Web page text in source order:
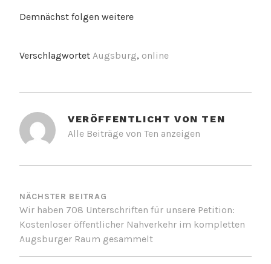
Demnächst folgen weitere
Verschlagwortet Augsburg, online
VERÖFFENTLICHT VON TEN
Alle Beiträge von Ten anzeigen
BEITRAGSNAVIGATION
NÄCHSTER BEITRAG
Wir haben 708 Unterschriften für unsere Petition:
Kostenloser öffentlicher Nahverkehr im kompletten
Augsburger Raum gesammelt